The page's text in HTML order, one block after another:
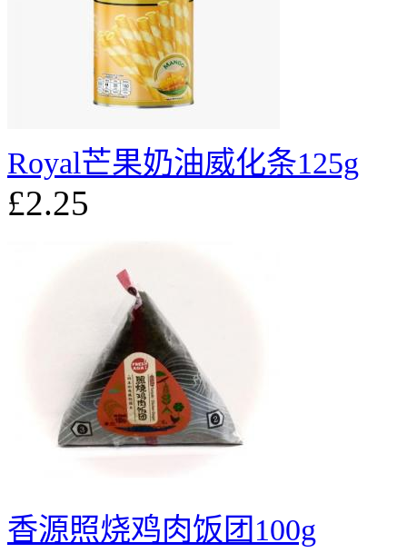
Royal芒果奶油威化条125g
£2.25
香源照烧鸡肉饭团100g